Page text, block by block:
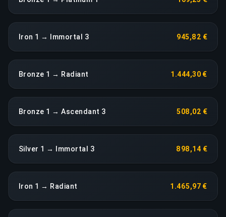
Iron 1 → Immortal 3 945,82 €
Bronze 1 → Radiant 1.444,30 €
Bronze 1 → Ascendant 3 508,02 €
Silver 1 → Immortal 3 898,14 €
Iron 1 → Radiant 1.465,97 €